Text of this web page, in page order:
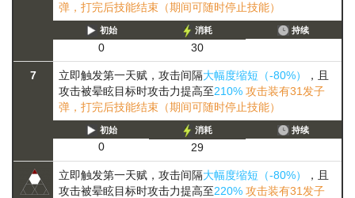
弹，打完后技能结束（期间可随时停止技能）
初始
0
消耗
30
持续
7 立即触发第一天赋，攻击间隔大幅度缩短（-80%）
，且
攻击被晕眩目标时攻击力提高至210% 攻击装有31发子
弹，打完后技能结束（期间可随时停止技能）
初始
0
消耗
29
持续
立即触发第一天赋，攻击间隔大幅度缩短（-80%）
，且
攻击被晕眩目标时攻击力提高至220% 攻击装有31发子